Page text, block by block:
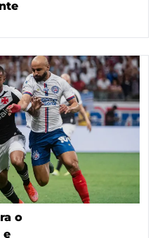
o
e